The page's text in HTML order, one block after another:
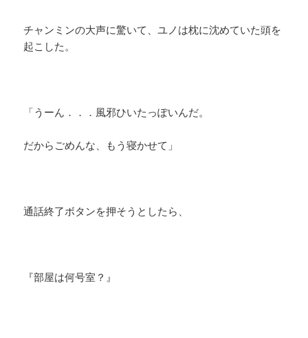
チャンミンの大声に驚いて、ユノは枕に沈めていた頭を
起こした。
「うーん．．．風邪ひいたっぽいんだ。
だからごめんな、もう寝かせて」
通話終了ボタンを押そうとしたら、
『部屋は何号室？』